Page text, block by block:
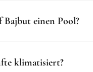
einen Pool?
klimatisiert?